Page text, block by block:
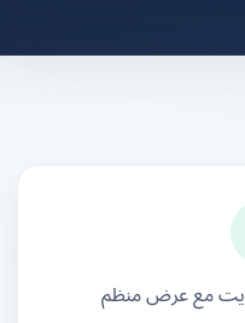
عرض منظم